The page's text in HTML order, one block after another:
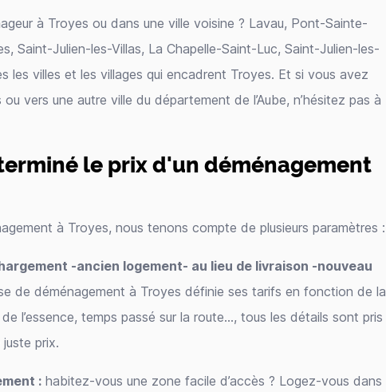
à Troyes ou dans une ville voisine ? Lavau, Pont-Sainte-
Saint-Julien-les-Villas, La Chapelle-Saint-Luc, Saint-Julien-les-
les villes et les villages qui encadrent Troyes. Et si vous avez
vers une autre ville du département de l’Aube, n’hésitez pas à
le prix d'un déménagement
à Troyes, nous tenons compte de plusieurs paramètres :
-ancien logement- au lieu de livraison -nouveau
de déménagement à Troyes définie ses tarifs en fonction de la
l’essence, temps passé sur la route…, tous les détails sont pris
prix.
: habitez-vous une zone facile d’accès ? Logez-vous dans